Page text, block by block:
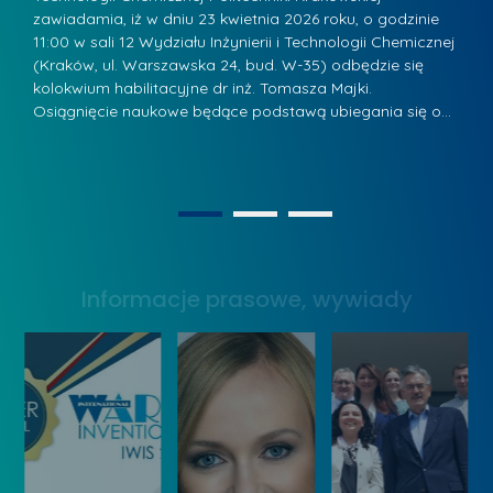
zawiadamia, iż w dniu 23 kwietnia 2026 roku, o godzinie
11:00 w sali 12 Wydziału Inżynierii i Technologii Chemicznej
(Kraków, ul. Warszawska 24, bud. W-35) odbędzie się
kolokwium habilitacyjne dr inż. Tomasza Majki.
Osiągnięcie naukowe będące podstawą ubiegania się o…
Informacje prasowe, wywiady
a
w
s
k
t
a
w
y
W
y
a
ń
s
k
n
r
ą
o
n
L
y
w
a
r
z